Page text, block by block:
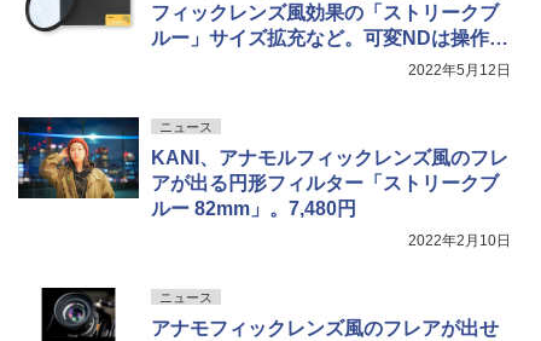
フィックレンズ風効果の「ストリークブ
ルー」サイズ拡充など。可変NDは操作ノ
2022年5月12日
ニュース
KANI、アナモルフィックレンズ風のフレ
アが出る円形フィルター「ストリークブ
ルー 82mm」。7,480円
2022年2月10日
ニュース
アナモフィックレンズ風のフレアが出せ